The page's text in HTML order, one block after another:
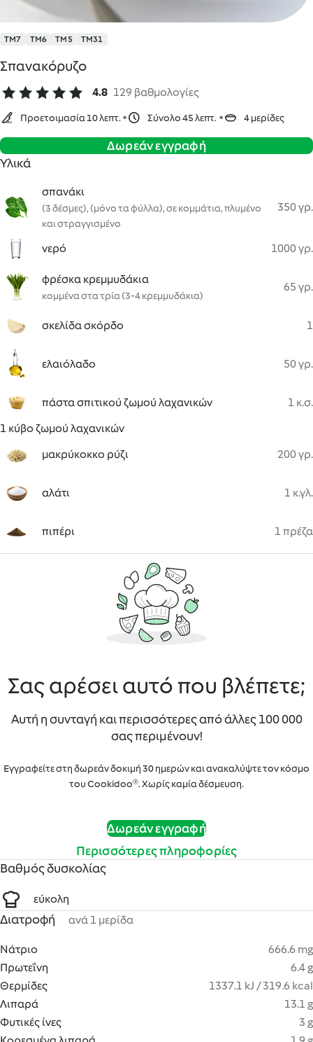
TM7 TM6 TM5 TM31
Σπανακόρυζο
4.8 129 βαθμολογίες
Προετοιμασία 10 λεπτ. Σύνολο 45 λεπτ. 4 μερίδες
Δωρεάν εγγραφή
Υλικά
σπανάκι
(3 δέσμες), (μόνο τα φύλλα), σε κομμάτια, πλυμένο
και στραγγισμένο
350 γρ.
νερό 1000 γρ.
φρέσκα κρεμμυδάκια
κομμένα στα τρία (3-4 κρεμμυδάκια)
65 γρ.
σκελίδα σκόρδο 1
ελαιόλαδο 50 γρ.
πάστα σπιτικού ζωμού λαχανικών
1 κ.σ.
1 κύβο ζωμού λαχανικών
μακρύκοκκο ρύζι
200 γρ.
αλάτι 1 κ.γλ.
πιπέρι 1 πρέζα
Σας αρέσει αυτό που βλέπετε;
Αυτή η συνταγή και περισσότερες από άλλες 100 000
σας περιμένουν!
Εγγραφείτε στη δωρεάν δοκιμή 30 ημερών και ανακαλύψτε τον κόσμο
του Cookidoo®. Χωρίς καμία δέσμευση.
Δωρεάν εγγραφή
Περισσότερες πληροφορίες
Βαθμός δυσκολίας
εύκολη
Διατροφή ανά 1 μερίδα
Νάτριο
666.6 mg
Πρωτεΐνη
6.4 g
Θερμίδες
1337.1 kJ / 319.6 kcal
Λιπαρά
13.1 g
Φυτικές ίνες
3 g